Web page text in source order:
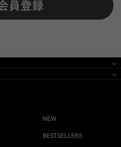
NEW
BESTSELLERS